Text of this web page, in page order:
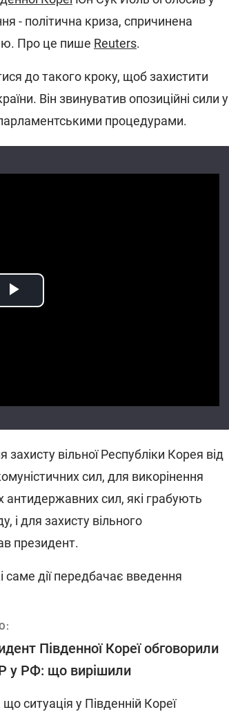
- політична криза, спричинена
Про це пише Reuters.
до такого кроку, щоб захистити
Він звинуватив опозиційні сили у
парламентськими процедурами.
вільної Республіки Корея від
сил, для викорінення
антидержавних сил, які грабують
і для захисту вільного
президент.
саме дії передбачає введення
Південної Кореї обговорили
у РФ: що вирішили
ситуація у Південній Кореї